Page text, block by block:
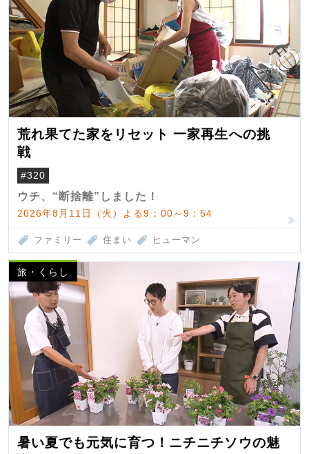
荒れ果てた家をリセット 一家再生への挑
戦
#320
ウチ、“断捨離”しました！
2026年8月11日（火）よる9：00～9：54
ファミリー 住まい ヒューマン
旅・くらし
暑い夏でも元気に育つ！ニチニチソウの魅